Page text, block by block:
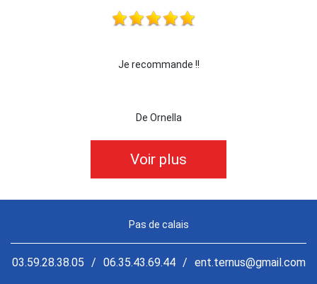
je recommande cette entreprise
Voir plus
Pas de calais
03.59.28.38.05 / 06.35.43.69.44 / ent.ternus@gmail.com